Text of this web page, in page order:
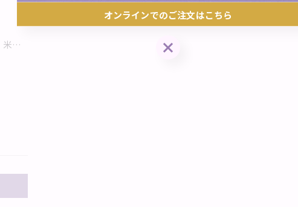
心温まる贈り物に、米粉カヌレはいかがでしょうか。
オンラインでのご注文はこちら
オンラインでのご注文はこちら